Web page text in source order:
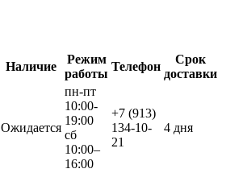
Наличие
Режим
работы
Телефон
Срок
доставки
Ожидается
пн-пт
10:00-
19:00
сб
10:00–
16:00
+7 (913)
134-10-
21
4 дня